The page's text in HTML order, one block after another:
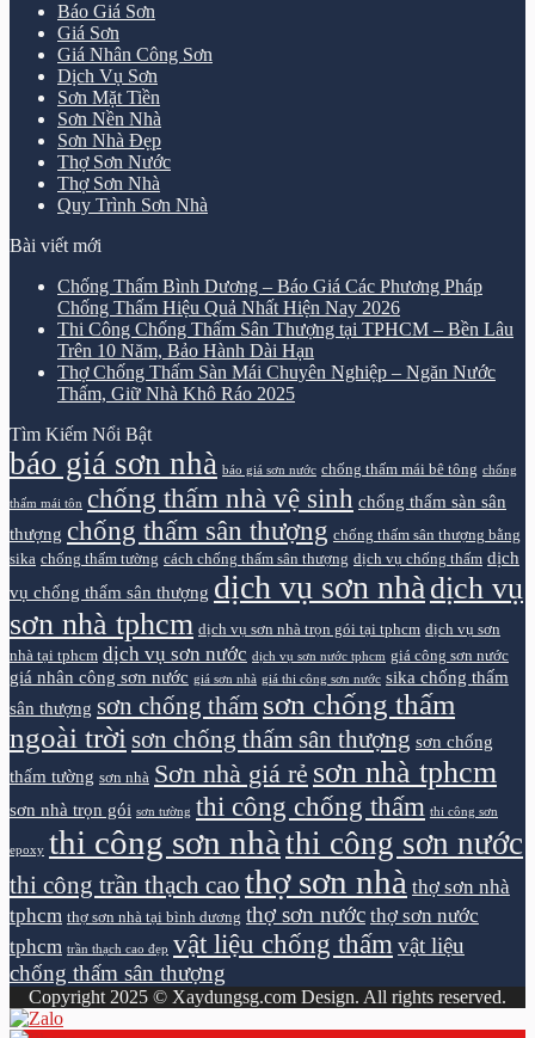
Báo Giá Sơn
Giá Sơn
Giá Nhân Công Sơn
Dịch Vụ Sơn
Sơn Mặt Tiền
Sơn Nền Nhà
Sơn Nhà Đẹp
Thợ Sơn Nước
Thợ Sơn Nhà
Quy Trình Sơn Nhà
Bài viết mới
Chống Thấm Bình Dương – Báo Giá Các Phương Pháp
Chống Thấm Hiệu Quả Nhất Hiện Nay 2026
Thi Công Chống Thấm Sân Thượng tại TPHCM – Bền Lâu
Trên 10 Năm, Bảo Hành Dài Hạn
Thợ Chống Thấm Sàn Mái Chuyên Nghiệp – Ngăn Nước
Thấm, Giữ Nhà Khô Ráo 2025
Tìm Kiếm Nổi Bật
báo giá sơn nhà báo giá sơn nước chống thấm mái bê tông chống
thấm mái tôn chống thấm nhà vệ sinh chống thấm sàn sân
thượng chống thấm sân thượng chống thấm sân thượng bằng
sika chống thấm tường cách chống thấm sân thượng dịch vụ chống thấm dịch
vụ chống thấm sân thượng dịch vụ sơn nhà dịch vụ
sơn nhà tphcm dịch vụ sơn nhà trọn gói tại tphcm dịch vụ sơn
nhà tại tphcm dịch vụ sơn nước dịch vụ sơn nước tphcm giá công sơn nước
giá nhân công sơn nước giá sơn nhà giá thi công sơn nước sika chống thấm
sân thượng sơn chống thấm sơn chống thấm
ngoài trời sơn chống thấm sân thượng sơn chống
thấm tường sơn nhà Sơn nhà giá rẻ sơn nhà tphcm
sơn nhà trọn gói sơn tường thi công chống thấm thi công sơn
epoxy thi công sơn nhà thi công sơn nước
thi công trần thạch cao thợ sơn nhà thợ sơn nhà
tphcm thợ sơn nhà tại bình dương thợ sơn nước thợ sơn nước
tphcm trần thạch cao đẹp vật liệu chống thấm vật liệu
chống thấm sân thượng
Copyright 2025 © Xaydungsg.com Design. All rights reserved.